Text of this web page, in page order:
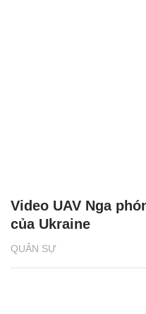
QUÂN SỰ
Video UAV Nga
của Ukraine